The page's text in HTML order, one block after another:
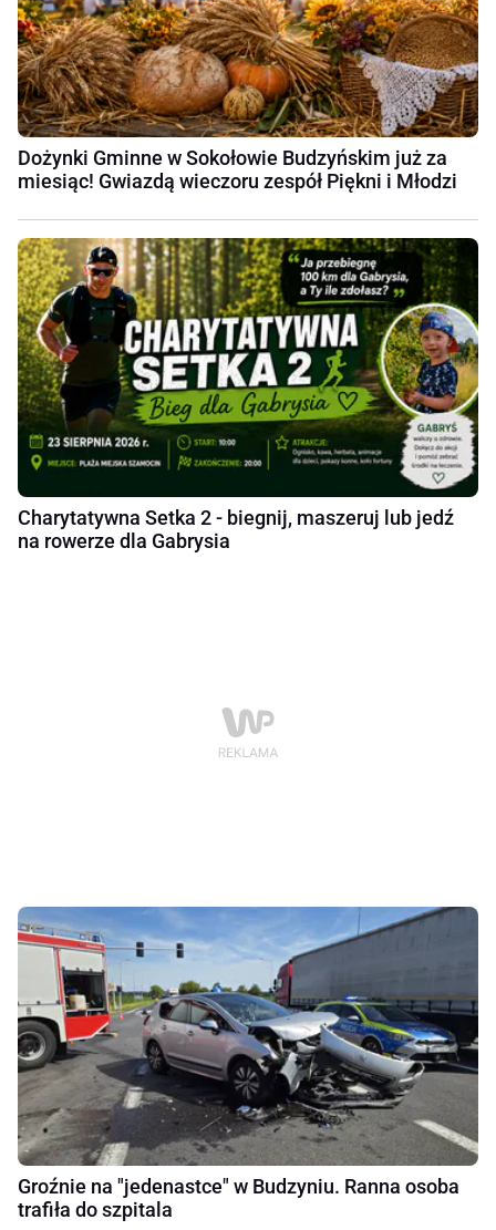
Dożynki Gminne w Sokołowie Budzyńskim już za
miesiąc! Gwiazdą wieczoru zespół Piękni i Młodzi
Charytatywna Setka 2 - biegnij, maszeruj lub jedź
na rowerze dla Gabrysia
Groźnie na "jedenastce" w Budzyniu. Ranna osoba
trafiła do szpitala